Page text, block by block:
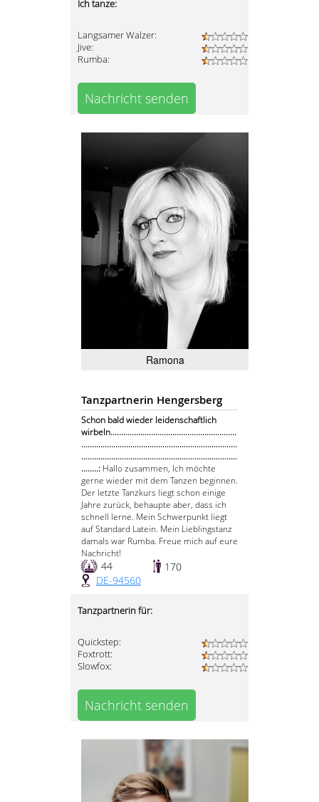
Ich tanze:
Langsamer Walzer:
Jive:
Rumba:
Nachricht senden
Ramona
Tanzpartnerin Hengersberg
Schon bald wieder leidenschaftlich
wirbeln...........................................................
.........................................................................
.........................................................................
........: Hallo zusammen, Ich möchte
gerne wieder mit dem Tanzen beginnen.
Der letzte Tanzkurs liegt schon einige
Jahre zurück, behaupte aber, dass ich
schnell lerne. Mein Schwerpunkt liegt
auf Standard Latein. Mein Lieblingstanz
damals war Rumba. Freue mich auf eure
Nachricht!
44
170
DE-94560
Tanzpartnerin für:
Quickstep:
Foxtrott:
Slowfox:
Nachricht senden